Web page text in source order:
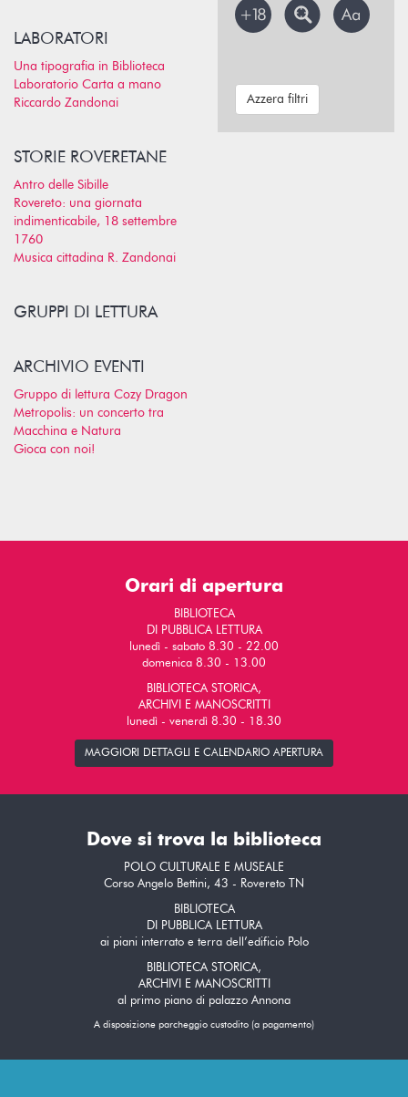
LABORATORI
Una tipografia in Biblioteca
Laboratorio Carta a mano
Riccardo Zandonai
STORIE ROVERETANE
Antro delle Sibille
Rovereto: una giornata
indimenticabile, 18 settembre
1760
Musica cittadina R. Zandonai
GRUPPI DI LETTURA
ARCHIVIO EVENTI
Gruppo di lettura Cozy Dragon
Metropolis: un concerto tra
Macchina e Natura
Gioca con noi!
Azzera filtri
Orari di apertura
BIBLIOTECA
DI PUBBLICA LETTURA
lunedì - sabato 8.30 - 22.00
domenica 8.30 - 13.00
BIBLIOTECA STORICA,
ARCHIVI E MANOSCRITTI
lunedì - venerdì 8.30 - 18.30
MAGGIORI DETTAGLI E CALENDARIO APERTURA
Dove si trova la biblioteca
POLO CULTURALE E MUSEALE
Corso Angelo Bettini, 43 - Rovereto TN
BIBLIOTECA
DI PUBBLICA LETTURA
ai piani interrato e terra dell’edificio Polo
BIBLIOTECA STORICA,
ARCHIVI E MANOSCRITTI
al primo piano di palazzo Annona
A disposizione parcheggio custodito (a pagamento)